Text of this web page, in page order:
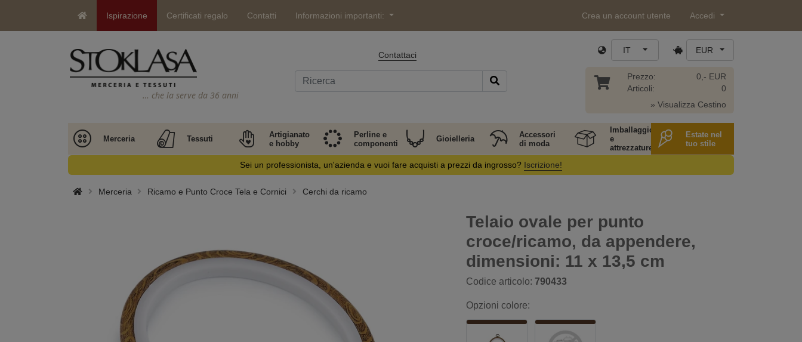
Ispirazione Certificati regalo Contatti Informazioni importanti: Crea un account utente Accedi
… che la serve da 36 anni
Contattaci IT EUR
Prezzo:
Articoli:
0,- EUR
0
» Visualizza Cestino
Merceria Tessuti
Artigianato
e hobby
Perline e
componenti
Gioielleria
Accessori
di moda
Imballaggio
e
attrezzature
Estate nel
tuo stile
Sei un professionista, un'azienda e vuoi fare acquisti a prezzi da ingrosso? Iscrizione!
Merceria Ricamo e Punto Croce Tela e Cornici Cerchi da ricamo
Telaio ovale per punto
croce/ricamo, da appendere,
dimensioni: 11 x 13,5 cm
Codice articolo: 790433
Opzioni colore: